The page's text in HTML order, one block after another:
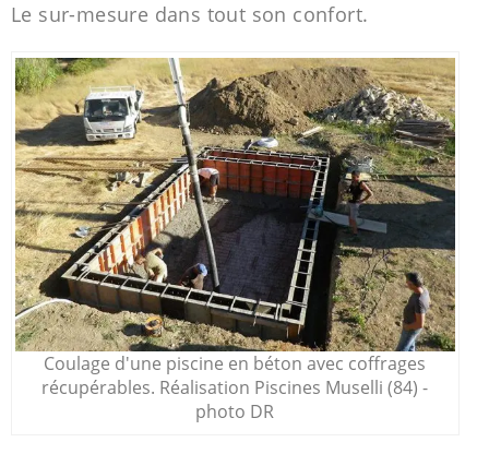
Le sur-mesure dans tout son confort.
Coulage d'une piscine en béton avec coffrages
récupérables. Réalisation Piscines Muselli (84) -
photo DR